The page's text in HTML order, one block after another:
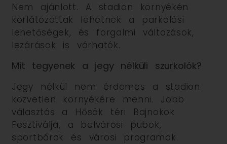
Nem ajánlott. A stadion környékén
korlátozottak lehetnek a parkolási
lehetőségek, és forgalmi változások,
lezárások is várhatók.
Mit tegyenek a jegy nélküli szurkolók?
Jegy nélkül nem érdemes a stadion
közvetlen környékére menni. Jobb
választás a Hősök téri Bajnokok
Fesztiválja, a belvárosi pubok,
sportbárok és városi programok.